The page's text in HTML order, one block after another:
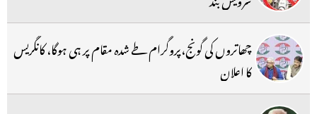
چھاتروں کی گونج،پروگرام طے شدہ مقام پر ہی ہوگا، کانگریس
کا اعلان